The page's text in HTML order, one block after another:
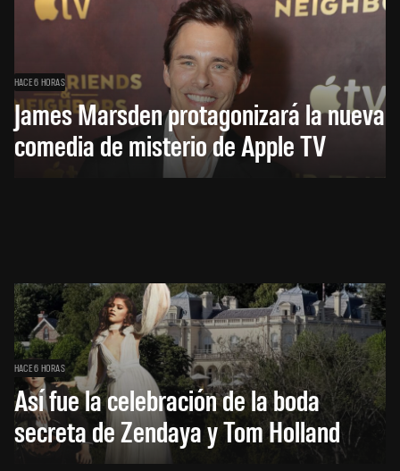
HACE 6 HORAS
James Marsden protagonizará la nueva
comedia de misterio de Apple TV
HACE 6 HORAS
Así fue la celebración de la boda
secreta de Zendaya y Tom Holland